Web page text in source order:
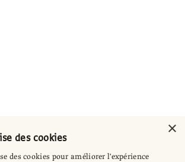
×
des cookies
des cookies pour améliorer l'expérience